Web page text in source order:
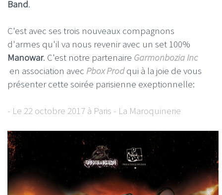
Band.
C'est avec ses trois nouveaux compagnons
d'armes qu'il va nous revenir avec un set 100%
Manowar. C'est notre partenaire Garmonbozia Inc
en association avec Pbox Prodqui à la joie de vous
présenter cette soirée parisienne exeptionnelle:
- Le 22 octobre 2017 à Paris - La Maroquinerie